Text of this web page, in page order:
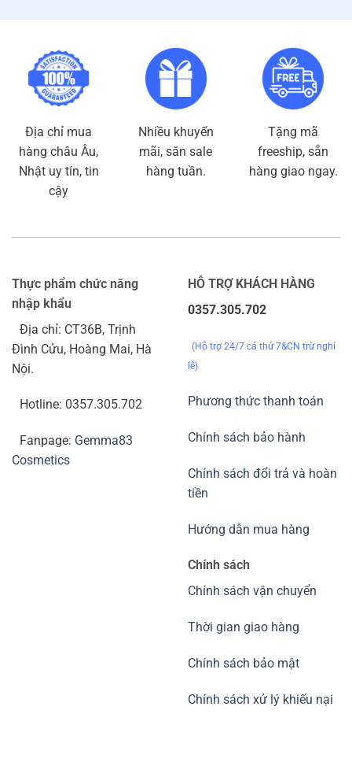
Địa chỉ mua
hàng châu Âu,
Nhật uy tín, tin
cậy
Nhiều khuyến
mãi, săn sale
hàng tuần.
Tặng mã
freeship, sẵn
hàng giao ngay.
Thực phẩm chức năng
nhập khẩu
Địa chỉ: CT36B, Trịnh
Đình Cửu, Hoàng Mai, Hà
Nội.
Hotline: 0357.305.702
Fanpage: Gemma83
Cosmetics
HỖ TRỢ KHÁCH HÀNG
0357.305.702
(Hỗ trợ 24/7 cả thứ 7&CN trừ nghỉ
lễ)
Phương thức thanh toán
Chính sách bảo hành
Chính sách đổi trả và hoàn
tiền
Hướng dẫn mua hàng
Chính sách
Chính sách vận chuyển
Thời gian giao hàng
Chính sách bảo mật
Chính sách xử lý khiếu nại